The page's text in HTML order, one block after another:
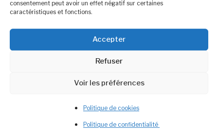
consentement peut avoir un effet négatif sur certaines
caractéristiques et fonctions.
Accepter
Refuser
Voir les préférences
Politique de cookies
Politique de confidentialité
nutritionnels Cette variété de courge est …
Catégories
Aliment,Alimentation et Nutrition
butternut,courge
Laisser un commentaire